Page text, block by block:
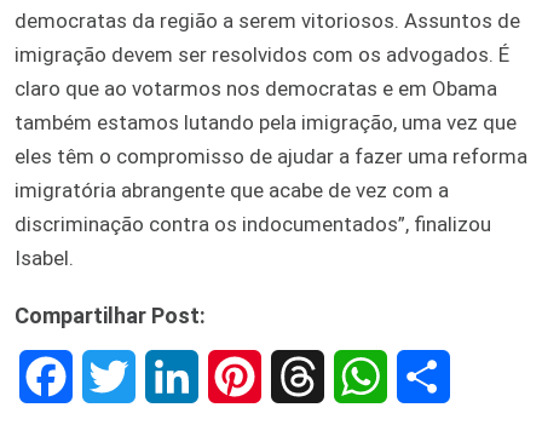
democratas da região a serem vitoriosos. Assuntos de
imigração devem ser resolvidos com os advogados. É
claro que ao votarmos nos democratas e em Obama
também estamos lutando pela imigração, uma vez que
eles têm o compromisso de ajudar a fazer uma reforma
imigratória abrangente que acabe de vez com a
discriminação contra os indocumentados”, finalizou
Isabel.
Compartilhar Post: